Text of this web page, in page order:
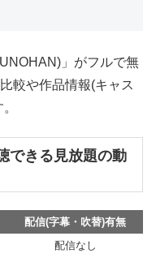
」がフルで無
較や作品情報(キャス
できる見放題の動
配信(字幕・吹替)有無
配信なし